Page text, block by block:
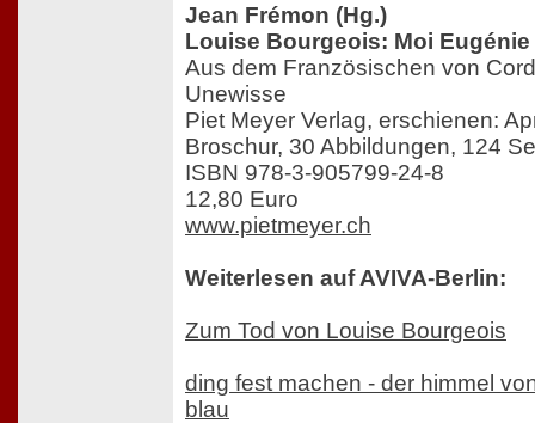
Jean Frémon (Hg.)
Louise Bourgeois: Moi Eugénie
Aus dem Französischen von
Unewisse
Piet Meyer Verlag, erschienen:
Broschur, 30 Abbildungen, 124
ISBN 978-3-905799-24-8
12,80 Euro
www.pietmeyer.ch
Weiterlesen auf AVIVA-Berlin:
Zum Tod von Louise Bourgeois
ding fest machen - der himmel
blau